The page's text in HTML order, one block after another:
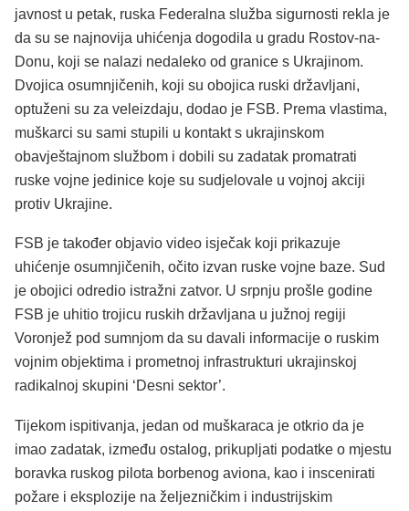
javnost u petak, ruska Federalna služba sigurnosti rekla je
da su se najnovija uhićenja dogodila u gradu Rostov-na-
Donu, koji se nalazi nedaleko od granice s Ukrajinom.
Dvojica osumnjičenih, koji su obojica ruski državljani,
optuženi su za veleizdaju, dodao je FSB. Prema vlastima,
muškarci su sami stupili u kontakt s ukrajinskom
obavještajnom službom i dobili su zadatak promatrati
ruske vojne jedinice koje su sudjelovale u vojnoj akciji
protiv Ukrajine.
FSB je također objavio video isječak koji prikazuje
uhićenje osumnjičenih, očito izvan ruske vojne baze. Sud
je obojici odredio istražni zatvor. U srpnju prošle godine
FSB je uhitio trojicu ruskih državljana u južnoj regiji
Voronjež pod sumnjom da su davali informacije o ruskim
vojnim objektima i prometnoj infrastrukturi ukrajinskoj
radikalnoj skupini ‘Desni sektor’.
Tijekom ispitivanja, jedan od muškaraca je otkrio da je
imao zadatak, između ostalog, prikupljati podatke o mjestu
boravka ruskog pilota borbenog aviona, kao i inscenirati
požare i eksplozije na željezničkim i industrijskim